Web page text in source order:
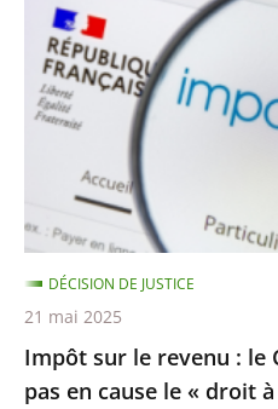
recours
d’associations
contr...
revenu
le
d’État
ne
remet
pas
en
cause
le
Impôt sur le revenu : le
pas en cause le « droit à
DÉCISION DE JUSTICE
21 mai 2025